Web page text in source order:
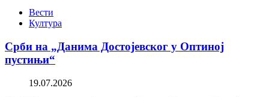
Вести
Култура
Срби на „Данима Достојевског у Оптиној
пустињи“
19.07.2026